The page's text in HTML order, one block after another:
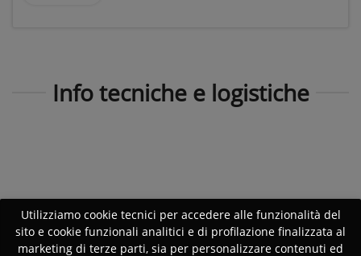
Info tecniche e logistiche
Utilizziamo cookie tecnici per accedere alle funzionalità del
sito e cookie funzionali analitici e di profilazione finalizzata al
marketing di terze parti, sia per personalizzare contenuti ed